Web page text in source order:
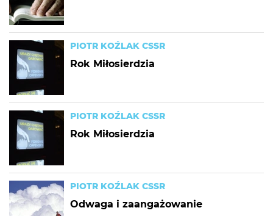
PIOTR KOŹLAK CSSR
Rok Miłosierdzia
PIOTR KOŹLAK CSSR
Rok Miłosierdzia
PIOTR KOŹLAK CSSR
Odwaga i zaangażowanie